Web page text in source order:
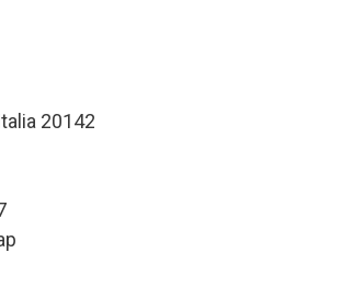
20142